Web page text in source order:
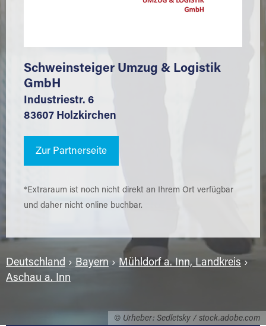
© Urheber: Sedletsky / stock.adobe.com
Schweinsteiger Umzug & Logistik
GmbH
Industriestr. 6
83607 Holzkirchen
Zur Partnerseite
*Extraraum ist noch nicht direkt an Ihrem Ort verfügbar
und daher nicht online buchbar.
Deutschland › Bayern › Mühldorf a. Inn, Landkreis ›
Aschau a. Inn